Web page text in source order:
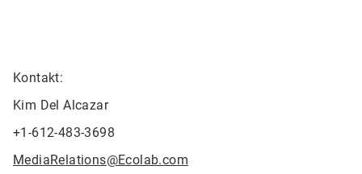
Kontakt:
Kim Del Alcazar
+1-612-483-3698
MediaRelations@Ecolab.com